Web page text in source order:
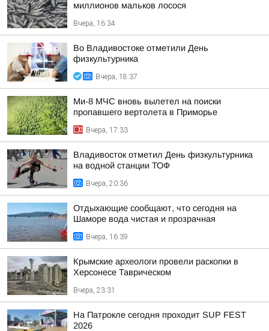
миллионов мальков лосося
Вчера, 16:34
Во Владивостоке отметили День
физкультурника
Вчера, 18:37
Ми-8 МЧС вновь вылетел на поиски
пропавшего вертолета в Приморье
Вчера, 17:33
Владивосток отметил День физкультурника
на водной станции ТОФ
Вчера, 20:36
Отдыхающие сообщают, что сегодня на
Шаморе вода чистая и прозрачная
Вчера, 16:39
Крымские археологи провели раскопки в
Херсонесе Таврическом
Вчера, 23:31
На Патрокле сегодня проходит SUP FEST
2026